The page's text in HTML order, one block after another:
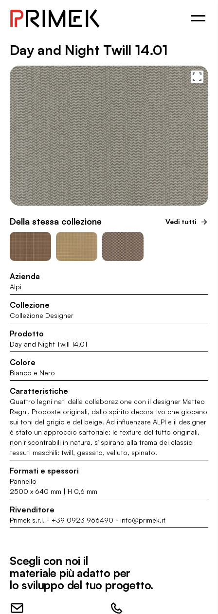
Day and Night Twill 14.01
Della stessa collezione Vedi tutti
Azienda
Alpi
Collezione
Collezione Designer
Prodotto
Day and Night Twill 14.01
Colore
Bianco e Nero
Caratteristiche
Quattro legni nati dalla collaborazione con il designer Matteo
Ragni. Proposte originali, dallo spirito decorativo che giocano
sui toni del grigio e del beige. Ad influenzare ALPI e il designer
è stato un approccio sartoriale: le texture del tutto originali,
non riscontrabili in natura, s’ispirano alla trama dei classici
tessuti maschili: twill, gessato, velluto, spinato.
Formati e spessori
Pannello
2500 x 640 mm | H 0,6 mm
Rivenditore
Primek s.r.l. - +39 0923 966490 - info@primek.it
Scegli con noi il
materiale più adatto per
lo sviluppo del tuo progetto.